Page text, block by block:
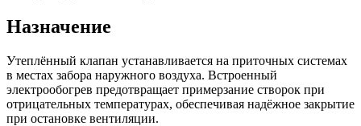
Назначение
Утеплённый клапан устанавливается на приточных системах
в местах забора наружного воздуха. Встроенный
электрообогрев предотвращает примерзание створок при
отрицательных температурах, обеспечивая надёжное закрытие
при остановке вентиляции.